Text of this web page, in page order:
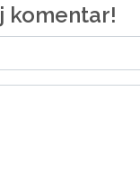
komentar!